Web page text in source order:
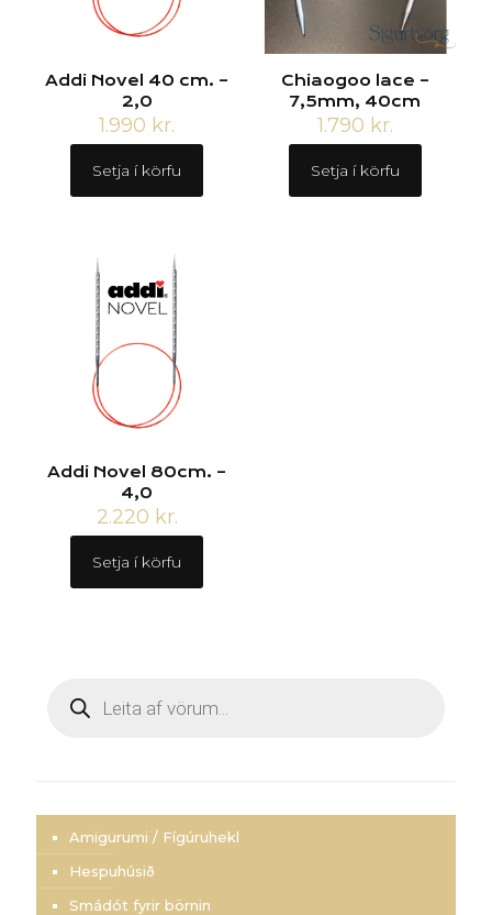
Addi Novel 40 cm. –
2,0
1.990 kr.
Setja í körfu
Chiaogoo lace –
7,5mm, 40cm
1.790 kr.
Setja í körfu
Addi Novel 80cm. –
4,0
2.220 kr.
Setja í körfu
search
Amigurumi / Fígúruhekl
Hespuhúsið
Smádót fyrir börnin